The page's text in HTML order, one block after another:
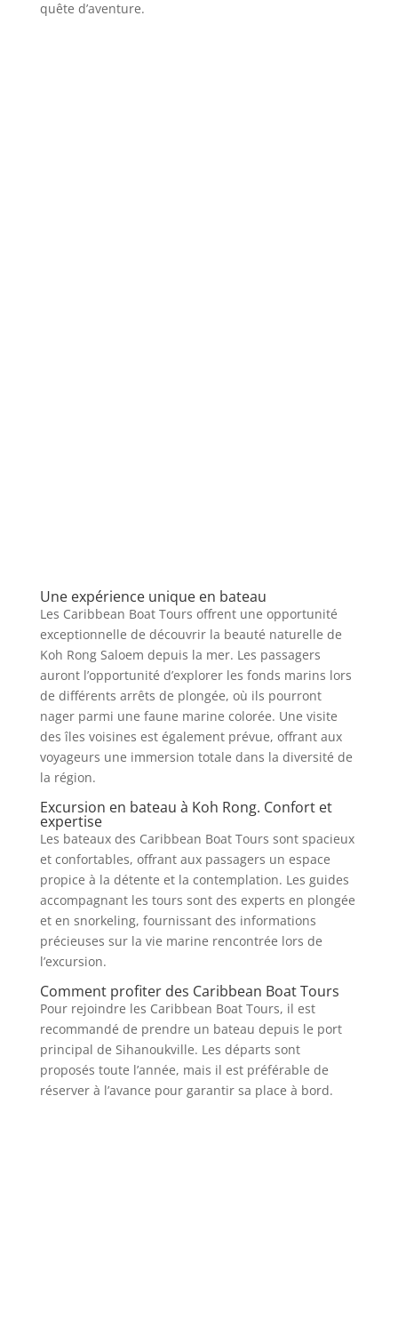
quête d’aventure.
Une expérience unique en bateau
Les Caribbean Boat Tours offrent une opportunité
exceptionnelle de découvrir la beauté naturelle de
Koh Rong Saloem depuis la mer. Les passagers
auront l’opportunité d’explorer les fonds marins lors
de différents arrêts de plongée, où ils pourront
nager parmi une faune marine colorée. Une visite
des îles voisines est également prévue, offrant aux
voyageurs une immersion totale dans la diversité de
la région.
Excursion en bateau à Koh Rong. Confort et
expertise
Les bateaux des Caribbean Boat Tours sont spacieux
et confortables, offrant aux passagers un espace
propice à la détente et la contemplation. Les guides
accompagnant les tours sont des experts en plongée
et en snorkeling, fournissant des informations
précieuses sur la vie marine rencontrée lors de
l’excursion.
Comment profiter des Caribbean Boat Tours
Pour rejoindre les Caribbean Boat Tours, il est
recommandé de prendre un bateau depuis le port
principal de Sihanoukville. Les départs sont
proposés toute l’année, mais il est préférable de
réserver à l’avance pour garantir sa place à bord.